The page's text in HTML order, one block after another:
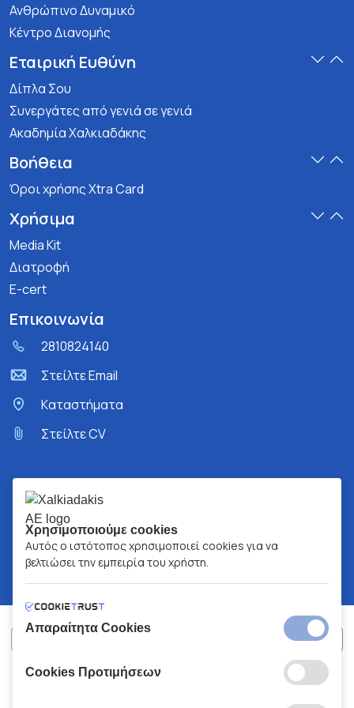
Ανθρώπινο Δυναμικό
Κέντρο Διανομής
Εταιρική Ευθύνη
Δίπλα Σου
Συνεργάτες από γενιά σε γενιά
Ακαδημία Χαλκιαδάκης
Βοήθεια
Όροι χρήσης Xtra Card
Χρήσιμα
Media Kit
Διατροφή
E-cert
Επικοινωνία
2810824140
Στείλτε Email
Kαταστήματα
Στείλτε CV
ΧΑΛΚΙΑΔΑΚΗΣ Α.Ε.
Χρησιμοποιούμε cookies
Αυτός ο ιστότοπος χρησιμοποιεί cookies για να
βελτιώσει την εμπειρία του χρήστη.
Απαραίτητα Cookies
Cookies Προτιμήσεων